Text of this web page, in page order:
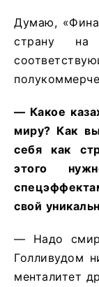
Думаю,
страну на
— Какое
миру? Как
себя
как
этого
свой
— Надо
Голливудом
менталитет